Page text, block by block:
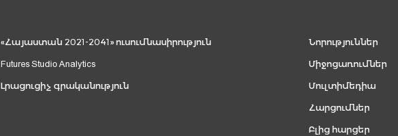
«Հայաստան 2021-2041» ուսումնասիրություն
Futures Studio Analytics
Լրացուցիչ գրականություն
Նորություններ
Միջոցառումներ
Մուլտիմեդիա
Հարցումներ
Բլից հարցեր